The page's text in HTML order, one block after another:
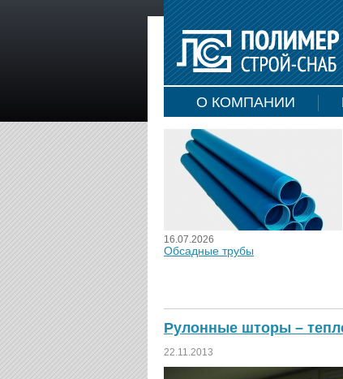
О КОМПАНИИ
16.07.2026
Обсадные трубы
Рулонные шторы –
22.11.2013